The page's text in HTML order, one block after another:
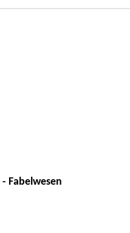
Fabelwesen